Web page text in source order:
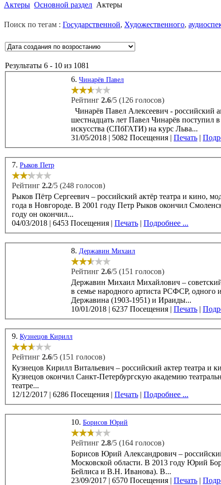
Актеры Основной раздел Актеры
Поиск по тегам : Государственной, Художественного,
Результаты 6 - 10 из 1081
6. Чинарёв Павел
Рейтинг 2.6/5 (126 голосов)
Чинарёв Павел Алексеевич - российский
шестнадцать лет Павел Чинарёв поступил
искусства (СПбГАТИ) на курс Льва...
31/05/2018 | 5082 Посещения | Печать |
7. Рыков Петр
Рейтинг 2.2/5 (248 голосов)
Рыков Пётр Сергеевич – российский актёр театра и кино,
года в Новгороде. В 2001 году Петр Рыков окончил Смоленское музыкальное училище по классу гитары. В 2006
году он окончил...
04/03/2018 | 6453 Посещения | Печать | Подробнее ...
8. Державин Михаил
Рейтинг 2.6/5 (151 голосов)
Державин Михаил Михайлович –
в семье народного артиста РСФСР, одного
Державина (1903-1951) и Ираиды...
10/01/2018 | 6237 Посещения | Печать |
9. Кузнецов Кирилл
Рейтинг 2.6/5 (151 голосов)
Кузнецов Кирилл Витальевич – российский актер театра и кино, родился
Кузнецов окончил Санкт-Петербургскую академию театрального
театре...
12/12/2017 | 6286 Посещения | Печать | Подробнее ...
10. Борисов Юрий
Рейтинг 2.8/5 (164 голосов)
Борисов Юрий Александрович –
Московской области. В 2013 году Юрий Борисов окончил Театральное училище им. М.С.Щепкина (курс В.М.
Бейлиса и В.Н. Иванова). В...
23/09/2017 | 6570 Посещения | Печать |